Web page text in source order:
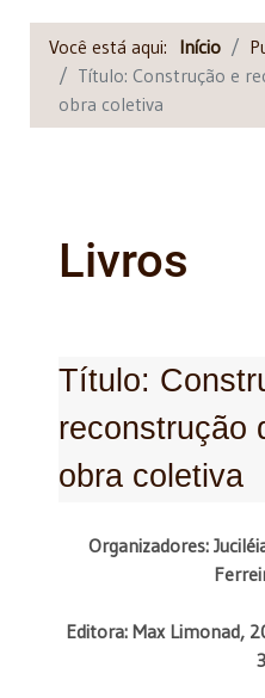
Você está aqui: Início
Título: Construção e
obra coletiva
Livros
Título:
reconstrução
obra coletiva
Organizadores:
Editora: Max Limonad,